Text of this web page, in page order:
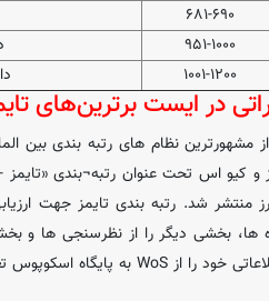
۶۸۱-۶۹۰
۹۵۱-۱۰۰۰
۱۰۰۱-۱۲۰۰
مشهورترین نظام های رتبه بندی بین
منتشر شد. رتبه بندی تایمز جهت
ها، بخشی دیگر را از نظرسنجی ها و